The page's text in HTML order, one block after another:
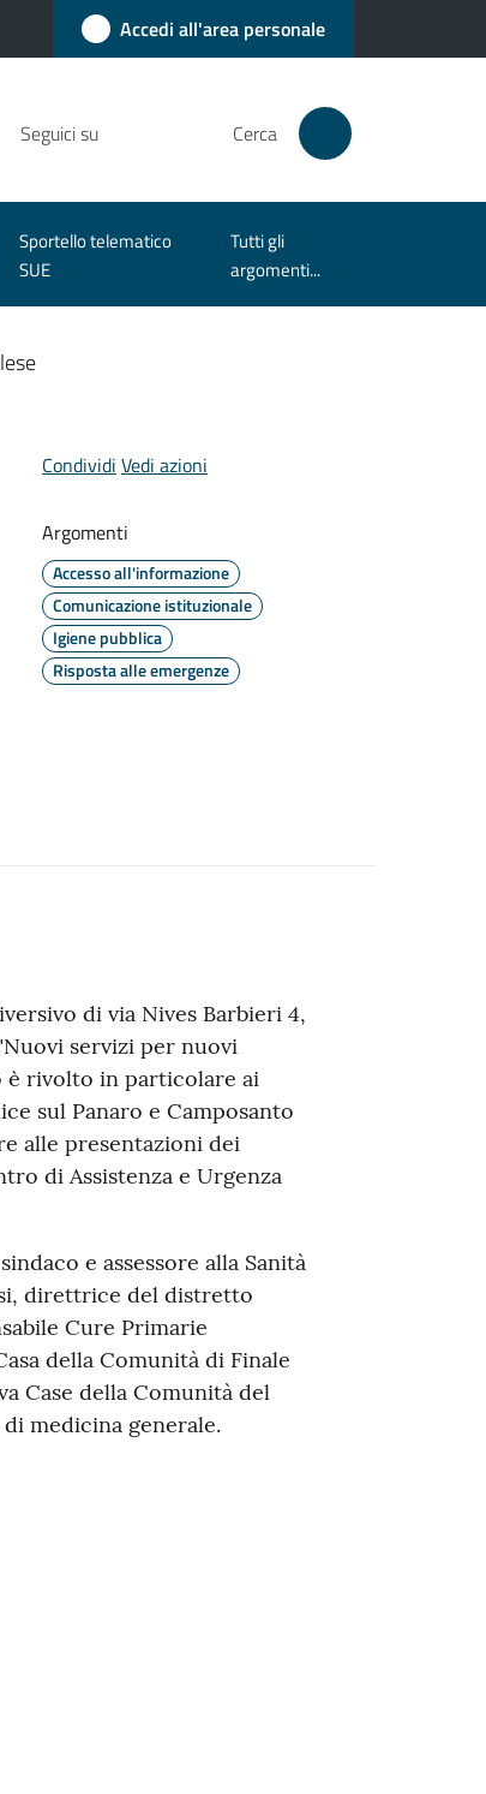
Accedi all'area personale
Seguici su Cerca
Sportello telematico
SUE
Tutti gli
argomenti...
Condividi Vedi azioni
Argomenti
Accesso all'informazione
Comunicazione istituzionale
Igiene pubblica
Risposta alle emergenze
di via Nives Barbieri 4,
servizi per nuovi
è rivolto in particolare ai
sul Panaro e Camposanto
alle presentazioni dei
di Assistenza e Urgenza
e assessore alla Sanità
direttrice del distretto
Cure Primarie
della Comunità di Finale
Case della Comunità del
medicina generale.